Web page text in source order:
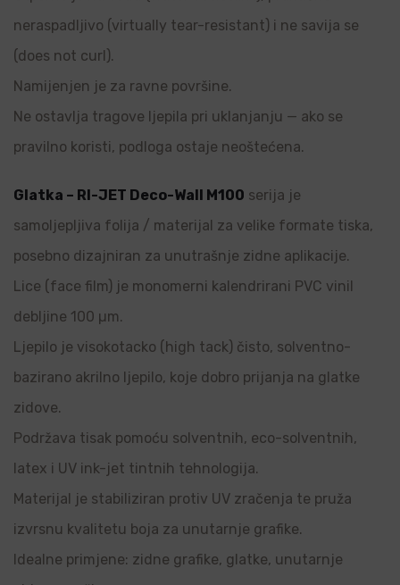
neraspadljivo (virtually tear-resistant) i ne savija se
(does not curl).
Namijenjen je za ravne površine.
Ne ostavlja tragove ljepila pri uklanjanju — ako se
pravilno koristi, podloga ostaje neoštećena.
Glatka – RI-JET Deco-Wall M100 serija je
samoljepljiva folija / materijal za velike formate tiska,
posebno dizajniran za unutrašnje zidne aplikacije.
Lice (face film) je monomerni kalendrirani PVC vinil
debljine 100 µm.
Ljepilo je visokotacko (high tack) čisto, solventno-
bazirano akrilno ljepilo, koje dobro prijanja na glatke
zidove.
Podržava tisak pomoću solventnih, eco-solventnih,
latex i UV ink-jet tintnih tehnologija.
Materijal je stabiliziran protiv UV zračenja te pruža
izvrsnu kvalitetu boja za unutarnje grafike.
Idealne primjene: zidne grafike, glatke, unutarnje